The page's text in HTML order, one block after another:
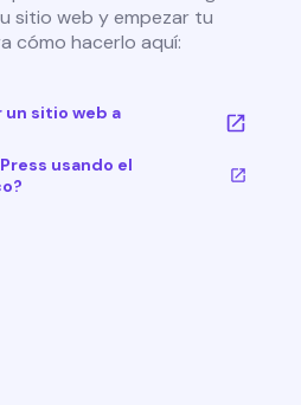
sitio web y empezar tu
cómo hacerlo aquí:
un sitio web a
usando el